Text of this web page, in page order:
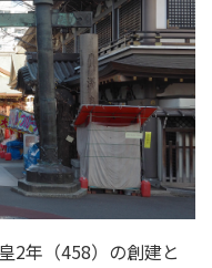
2年（458）の創建と